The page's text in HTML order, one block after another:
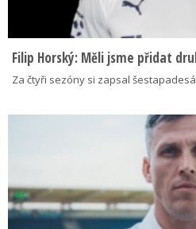
Filip Horský: Měli jsme přidat
Za čtyři sezóny si zapsal